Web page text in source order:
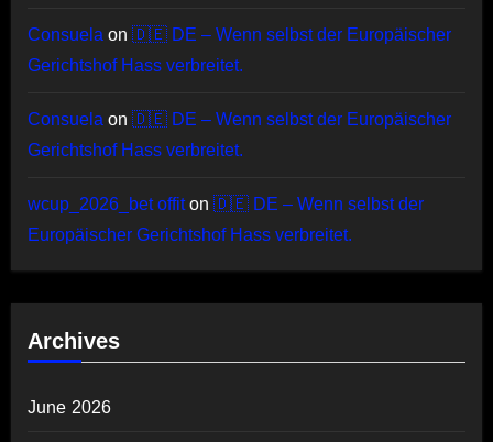
Consuela on 🇩🇪 DE – Wenn selbst der Europäischer
Gerichtshof Hass verbreitet.
Consuela on 🇩🇪 DE – Wenn selbst der Europäischer
Gerichtshof Hass verbreitet.
wcup_2026_bet offiton 🇩🇪 DE – Wenn selbst der
Europäischer Gerichtshof Hass verbreitet.
Archives
June 2026